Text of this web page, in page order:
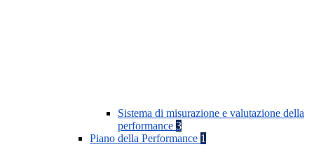
Sistema di misurazione e valutazione della
performance 3
Piano della Performance 1